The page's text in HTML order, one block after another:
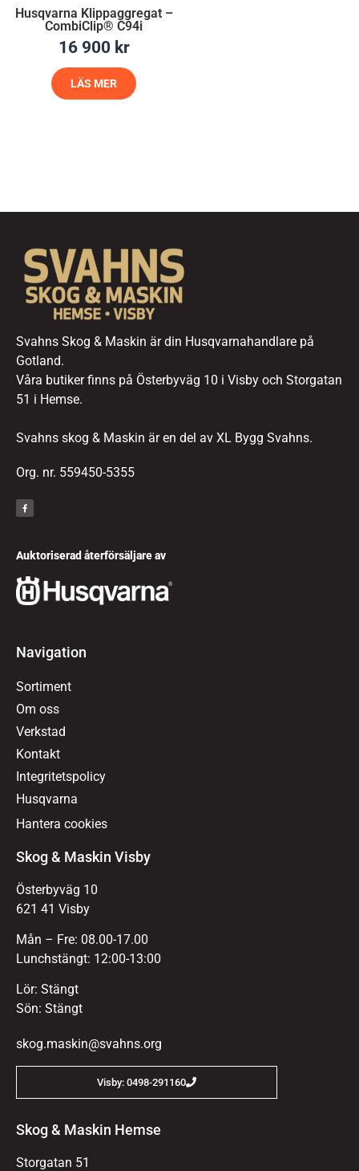
Husqvarna Klippaggregat –
CombiClip® C94i
16 900 kr
LÄS MER
Svahns Skog & Maskin är din Husqvarnahandlare på
Gotland.
Våra butiker finns på Österbyväg 10 i Visby och Storgatan
51 i Hemse.
Svahns skog & Maskin är en del av XL Bygg Svahns.
Org. nr. 559450-5355
Auktoriserad återförsäljare av
Navigation
Sortiment
Om oss
Verkstad
Kontakt
Integritetspolicy
Husqvarna
Hantera cookies
Skog & Maskin Visby
Österbyväg 10
621 41 Visby
Mån – Fre: 08.00-17.00
Lunchstängt: 12:00-13:00
Lör: Stängt
Sön: Stängt
skog.maskin@svahns.org
Visby: 0498-291160
Skog & Maskin Hemse
Storgatan 51